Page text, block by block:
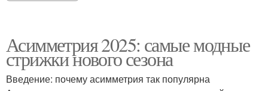
Асимметрия 2025: самые модные
стрижки нового сезона
Введение: почему асимметрия так популярна